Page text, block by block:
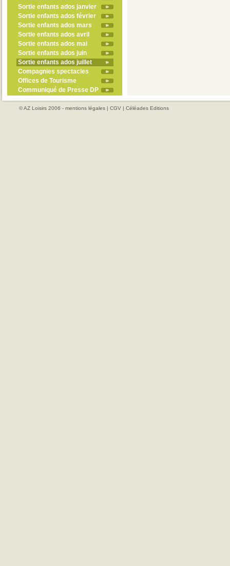
Sortie enfants ados janvier
Sortie enfants ados février
Sortie enfants ados mars
Sortie enfants ados avril
Sortie enfants ados mai
Sortie enfants ados juin
Sortie enfants ados juillet
Compagnies spectacles
Offices de Tourisme
Communiqué de Presse DP
© AZ Loisirs 2006 - mentions légales | CGV | Céléades Editions